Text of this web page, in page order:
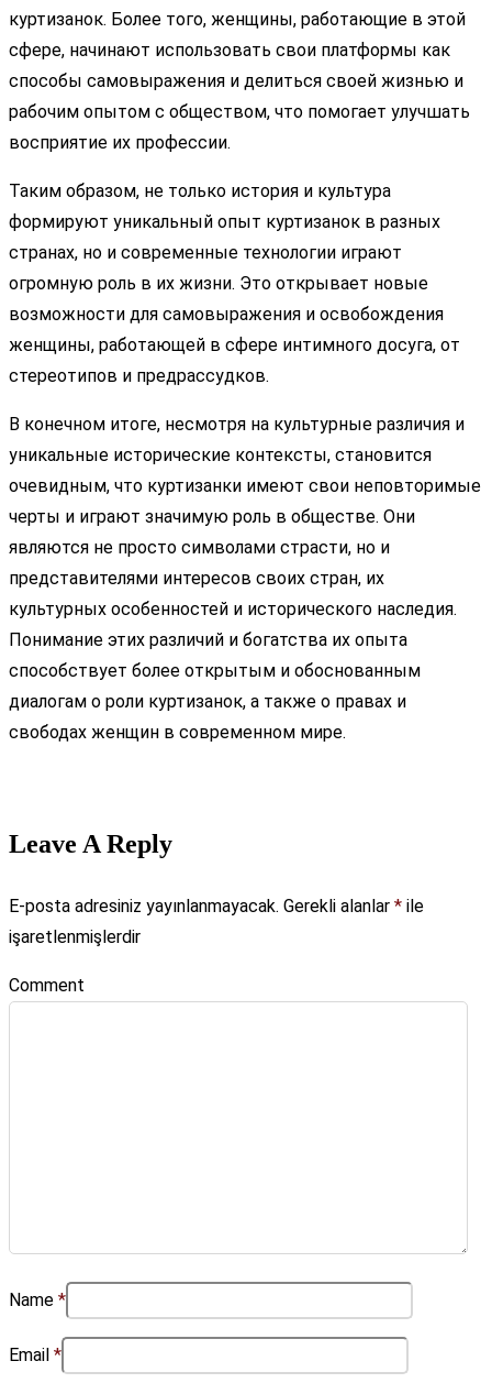
куртизанок. Более того, женщины, работающие в этой
сфере, начинают использовать свои платформы как
способы самовыражения и делиться своей жизнью и
рабочим опытом с обществом, что помогает улучшать
восприятие их профессии.
Таким образом, не только история и культура
формируют уникальный опыт куртизанок в разных
странах, но и современные технологии играют
огромную роль в их жизни. Это открывает новые
возможности для самовыражения и освобождения
женщины, работающей в сфере интимного досуга, от
стереотипов и предрассудков.
В конечном итоге, несмотря на культурные различия и
уникальные исторические контексты, становится
очевидным, что куртизанки имеют свои неповторимые
черты и играют значимую роль в обществе. Они
являются не просто символами страсти, но и
представителями интересов своих стран, их
культурных особенностей и исторического наследия.
Понимание этих различий и богатства их опыта
способствует более открытым и обоснованным
диалогам о роли куртизанок, а также о правах и
свободах женщин в современном мире.
Leave A Reply
E-posta adresiniz yayınlanmayacak. Gerekli alanlar * ile
işaretlenmişlerdir
Comment
Name *
Email *